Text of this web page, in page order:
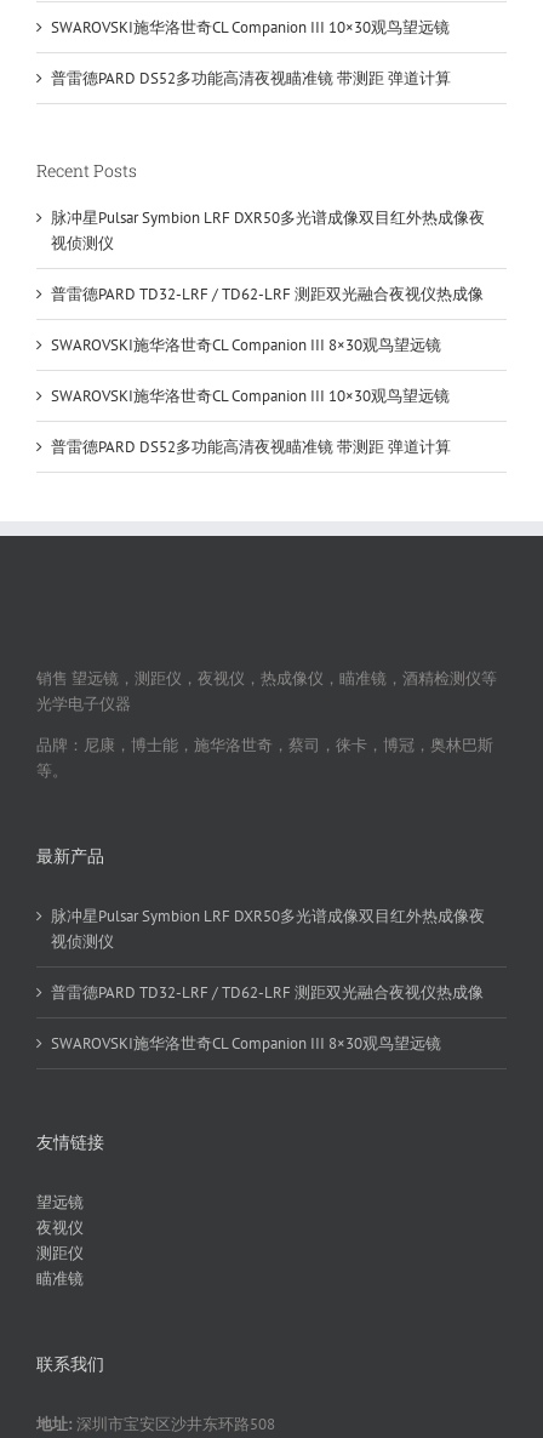
SWAROVSKI施华洛世奇CL Companion III 10×30观鸟望远镜
普雷德PARD DS52多功能高清夜视瞄准镜 带测距 弹道计算
Recent Posts
脉冲星Pulsar Symbion LRF DXR50多光谱成像双目红外热成像夜
视侦测仪
普雷德PARD TD32-LRF / TD62-LRF 测距双光融合夜视仪热成像
SWAROVSKI施华洛世奇CL Companion III 8×30观鸟望远镜
SWAROVSKI施华洛世奇CL Companion III 10×30观鸟望远镜
普雷德PARD DS52多功能高清夜视瞄准镜 带测距 弹道计算
销售 望远镜，测距仪，夜视仪，热成像仪，瞄准镜，酒精检测仪等
光学电子仪器
品牌：尼康，博士能，施华洛世奇，蔡司，徕卡，博冠，奥林巴斯
等。
最新产品
脉冲星Pulsar Symbion LRF DXR50多光谱成像双目红外热成像夜
视侦测仪
普雷德PARD TD32-LRF / TD62-LRF 测距双光融合夜视仪热成像
SWAROVSKI施华洛世奇CL Companion III 8×30观鸟望远镜
友情链接
望远镜
夜视仪
测距仪
瞄准镜
联系我们
地址: 深圳市宝安区沙井东环路508